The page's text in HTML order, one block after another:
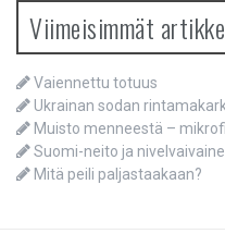
Viimeisimmät
Vaiennettu totuus
Ukrainan sodan
Muisto menneestä –
Suomi-neito ja
Mitä peili paljastaakaan?